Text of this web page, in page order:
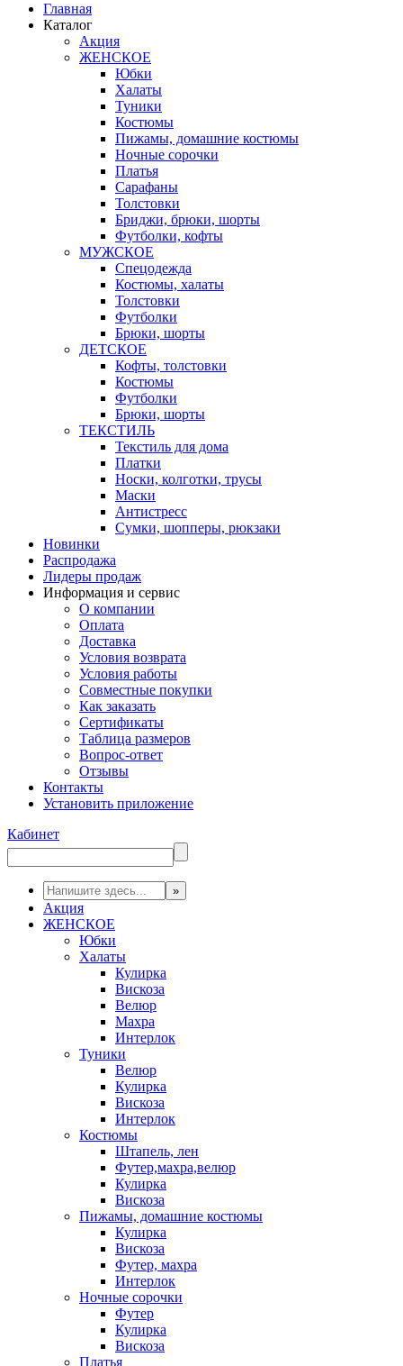
Главная
Каталог
Акция
ЖЕНСКОЕ
Юбки
Халаты
Туники
Костюмы
Пижамы, домашние костюмы
Ночные сорочки
Платья
Сарафаны
Толстовки
Бриджи, брюки, шорты
Футболки, кофты
МУЖСКОЕ
Спецодежда
Костюмы, халаты
Толстовки
Футболки
Брюки, шорты
ДЕТСКОЕ
Кофты, толстовки
Костюмы
Футболки
Брюки, шорты
ТЕКСТИЛЬ
Текстиль для дома
Платки
Носки, колготки, трусы
Маски
Антистресс
Сумки, шопперы, рюкзаки
Новинки
Распродажа
Лидеры продаж
Информация и сервис
О компании
Оплата
Доставка
Условия возврата
Условия работы
Совместные покупки
Как заказать
Сертификаты
Таблица размеров
Вопрос-ответ
Отзывы
Контакты
Установить приложение
Кабинет
Акция
ЖЕНСКОЕ
Юбки
Халаты
Кулирка
Вискоза
Велюр
Махра
Интерлок
Туники
Велюр
Кулирка
Вискоза
Интерлок
Костюмы
Штапель, лен
Футер,махра,велюр
Кулирка
Вискоза
Пижамы, домашние костюмы
Кулирка
Вискоза
Футер, махра
Интерлок
Ночные сорочки
Футер
Кулирка
Вискоза
Платья